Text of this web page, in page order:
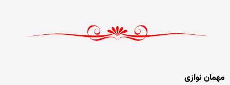
مهمان نوازی